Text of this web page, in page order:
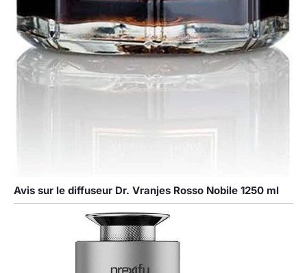
Avis sur le diffuseur Dr. Vranjes Rosso Nobile 1250 ml